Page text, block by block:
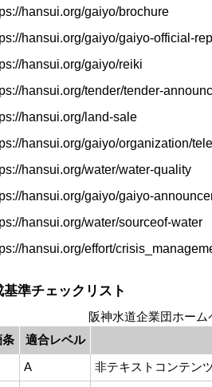
hansui.org/gaiyo/brochure
hansui.org/gaiyo/gaiyo-official-
hansui.org/gaiyo/reiki
hansui.org/tender/tender-
hansui.org/land-sale
hansui.org/gaiyo/organization/
hansui.org/water/water-quality
hansui.org/gaiyo/gaiyo-
hansui.org/water/sourceof-water
hansui.org/effort/
準チェックリスト
阪神水道企業団ホー
条
適合レベル
A 非テキストコンテン